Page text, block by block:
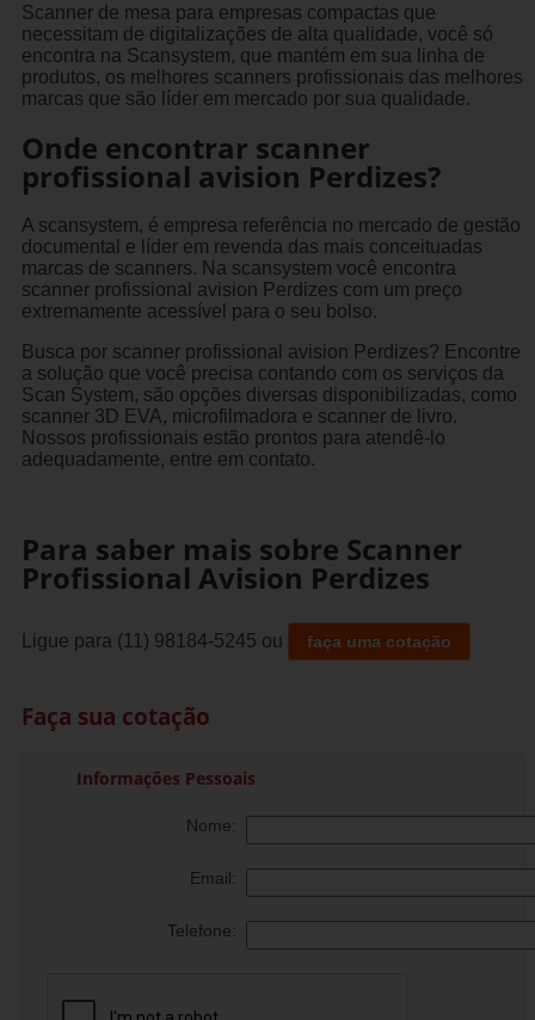
Scanner de mesa para empresas compactas que
necessitam de digitalizações de alta qualidade, você só
encontra na Scansystem, que mantém em sua linha de
produtos, os melhores scanners profissionais das melhores
marcas que são líder em mercado por sua qualidade.
Onde encontrar scanner
profissional avision Perdizes?
A scansystem, é empresa referência no mercado de gestão
documental e líder em revenda das mais conceituadas
marcas de scanners. Na scansystem você encontra
scanner profissional avision Perdizes com um preço
extremamente acessível para o seu bolso.
Busca por scanner profissional avision Perdizes? Encontre
a solução que você precisa contando com os serviços da
Scan System, são opções diversas disponibilizadas, como
scanner 3D EVA, microfilmadora e scanner de livro.
Nossos profissionais estão prontos para atendê-lo
adequadamente, entre em contato.
Para saber mais sobre Scanner
Profissional Avision Perdizes
Ligue para (11) 98184-5245 ou faça uma cotação
Faça sua cotação
Informações Pessoais
Nome:
Email:
Telefone: